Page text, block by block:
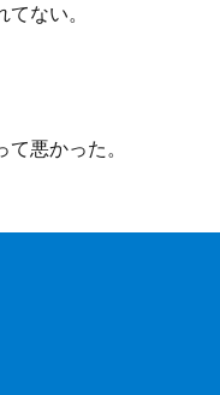
ない。
悪かった。